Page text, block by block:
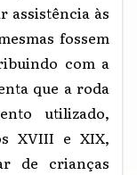
assistência às
fossem
com a
que a roda
utilizado,
XVIII e XIX,
de crianças